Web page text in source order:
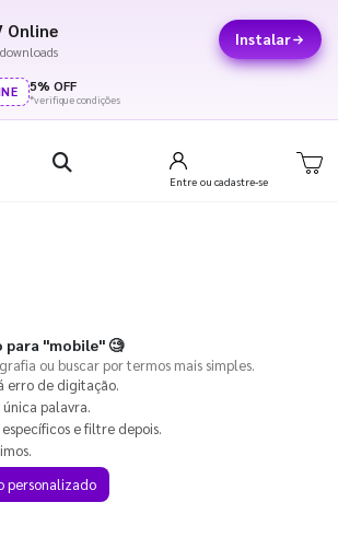
Online Instalar
5% OFF
*verifique condições
Entre ou cadastre-se
para "mobile"🧐
ou buscar por termos mais simples.
erro de digitação.
palavra.
e filtre depois.
personalizado